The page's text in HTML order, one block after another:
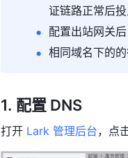
证链路正常后投
配置出站网关
相同域名下的
配置 DNS
打开 Lark 管理后台，点